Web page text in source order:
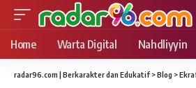
Home Warta Digital Nahdliyyin
radar96.com | Berkarakter dan Edukatif >Blog >